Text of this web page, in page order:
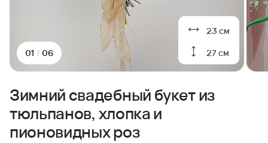
23 см
27 см
01 / 06
Зимний свадебный букет из
тюльпанов, хлопка и
пионовидных роз